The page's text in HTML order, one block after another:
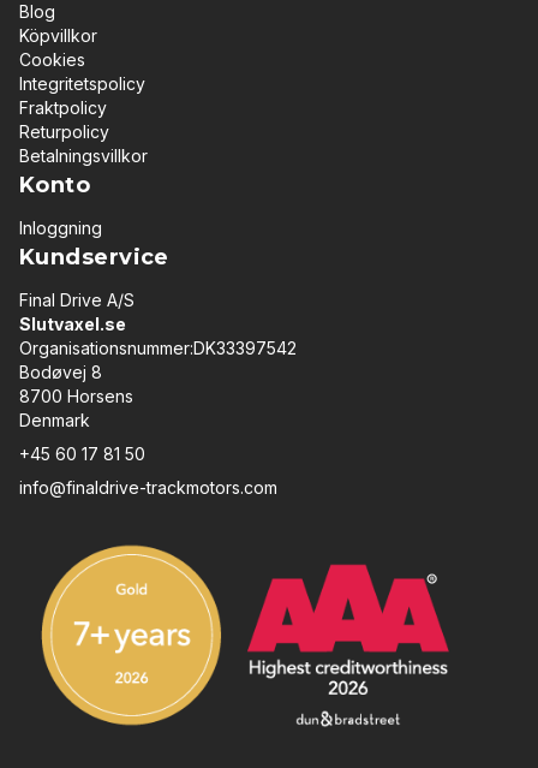
Blog
Köpvillkor
Cookies
Integritetspolicy
Fraktpolicy
Returpolicy
Betalningsvillkor
Konto
Inloggning
Kundservice
Final Drive A/S
Slutvaxel.se
Organisationsnummer:DK33397542
Bodøvej 8
8700 Horsens
Denmark
+45 60 17 81 50
info@finaldrive-trackmotors.com